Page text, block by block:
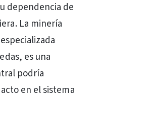
dependencia de
La minería
es una
podría
en el sistema